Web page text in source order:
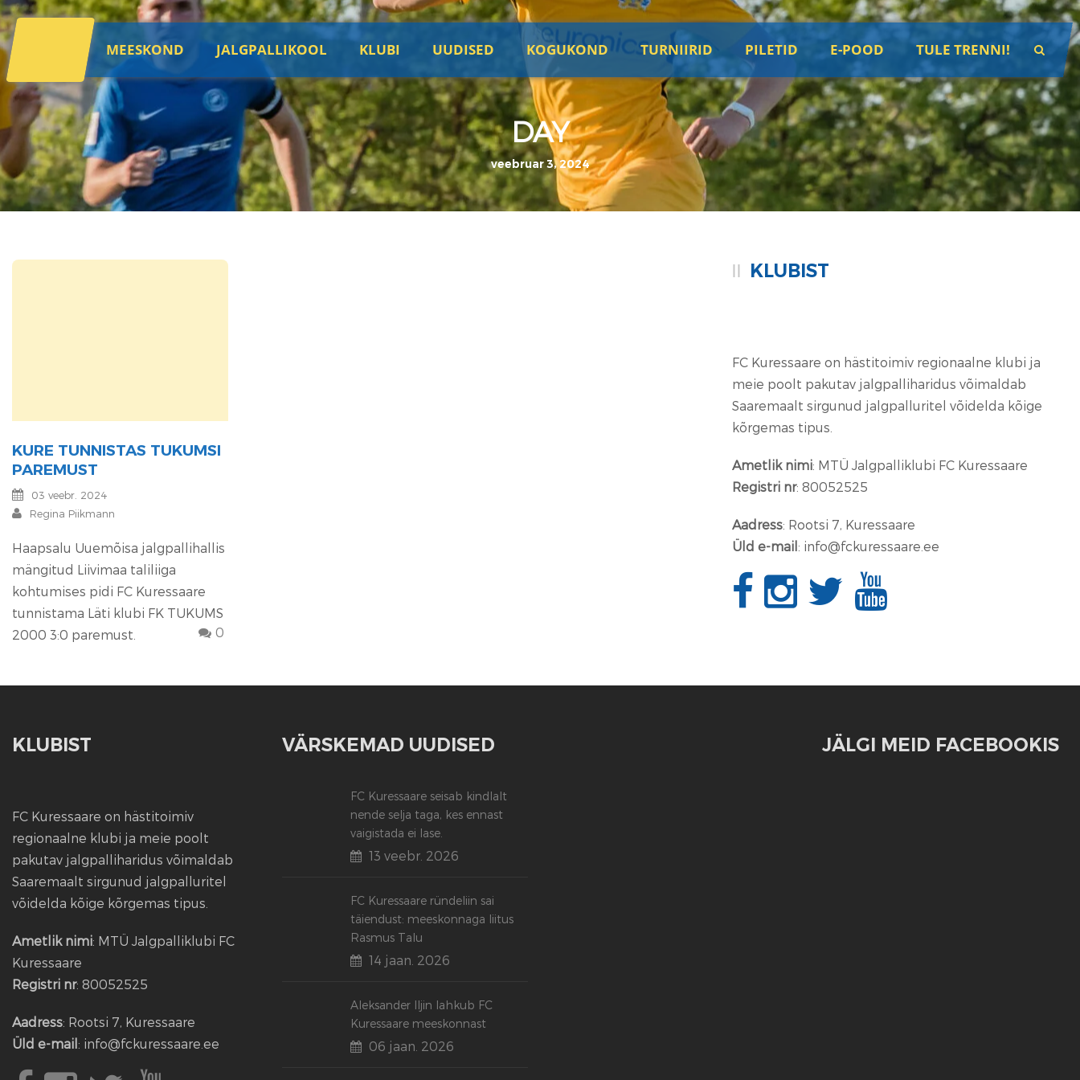
MEESKOND JALGPALLIKOOL KLUBI UUDISED KOGUKOND TURNIIRID PILETID E-POOD TULE TRENNI!
DAY
veebruar 3, 2024
KURE TUNNISTAS TUKUMSI
PAREMUST
03 veebr. 2024
Regina Piikmann
Haapsalu Uuemõisa jalgpallihallis
mängitud Liivimaa taliliiga
kohtumises pidi FC Kuressaare
tunnistama Läti klubi FK TUKUMS
2000 3:0 paremust.
0
KLUBIST
FC Kuressaare on hästitoimiv regionaalne klubi ja
meie poolt pakutav jalgpalliharidus võimaldab
Saaremaalt sirgunud jalgpalluritel võidelda kõige
kõrgemas tipus.
Ametlik nimi: MTÜ Jalgpalliklubi FC Kuressaare
Registri nr: 80052525
Aadress: Rootsi 7, Kuressaare
Üld e-mail: info@fckuressaare.ee
KLUBIST
FC Kuressaare on hästitoimiv
regionaalne klubi ja meie poolt
pakutav jalgpalliharidus võimaldab
Saaremaalt sirgunud jalgpalluritel
võidelda kõige kõrgemas tipus.
Ametlik nimi: MTÜ Jalgpalliklubi FC
Kuressaare
Registri nr: 80052525
Aadress: Rootsi 7, Kuressaare
Üld e-mail : info@fckuressaare.ee
VÄRSKEMAD UUDISED
FC Kuressaare seisab kindlalt
nende selja taga, kes ennast
vaigistada ei lase.
13 veebr. 2026
FC Kuressaare ründeliin sai
täiendust: meeskonnaga liitus
Rasmus Talu
14 jaan. 2026
Aleksander Iljin lahkub FC
Kuressaare meeskonnast
06 jaan. 2026
JÄLGI MEID FACEBOOKIS